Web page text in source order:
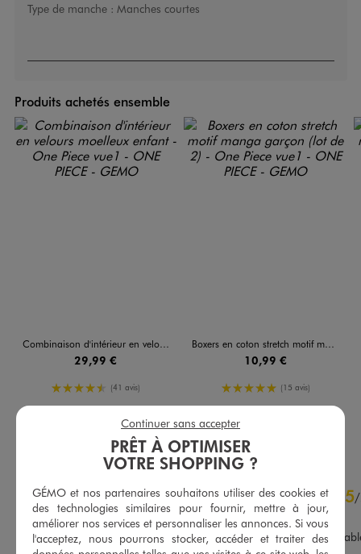
Type de manche : Manches courtes
Produits achetés ensemble
Combinaison d'intérieur en velours moelleux enfant - One Piece
29,99 €
4.5/5 de moyenne
(41 avis)
AU PANIER
Boxers en coton stretch motif manga garçon (lot de 2) - One Piece
10,99 €
5/5 de moyenne
(15 avis)
4.9/5 5/
Avis vérifié et récompensé
Un joli pyjama très
PRÊT À OPTIMISER
VOTRE SHOPPING ?
GÉMO et nos partenaires souhaitons utiliser des cookies et
des technologies similaires pour fournir, mettre à jour,
améliorer nos services et personnaliser les annonces. Si vous
l'acceptez, nous pourrons stocker, accéder et traiter des
Continuer sans accepter